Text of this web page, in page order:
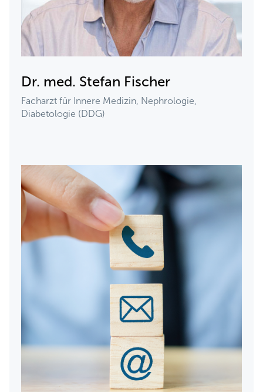
Dr. med. Stefan Fischer
Facharzt für Innere Medizin, Nephrologie,
Diabetologie (DDG)